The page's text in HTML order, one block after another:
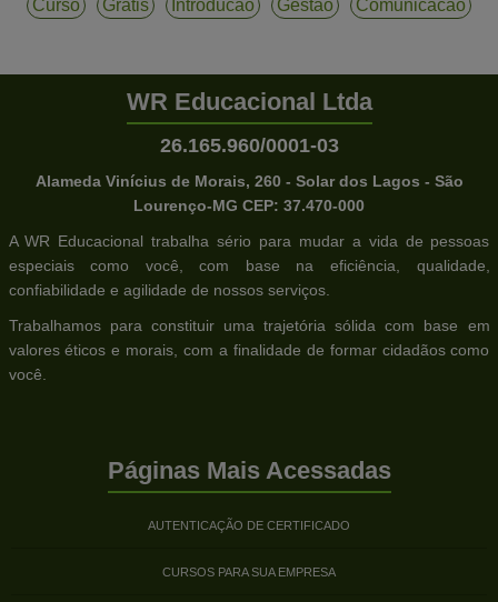
Curso
Gratis Introducao Gestao Comunicacao
WR Educacional Ltda
26.165.960/0001-03
Alameda Vinícius de Morais, 260 - Solar dos Lagos - São
Lourenço-MG CEP: 37.470-000
A WR Educacional trabalha sério para mudar a vida de pessoas
especiais como você, com base na eficiência, qualidade,
confiabilidade e agilidade de nossos serviços.
Trabalhamos para constituir uma trajetória sólida com base em
valores éticos e morais, com a finalidade de formar cidadãos como
você.
Páginas Mais Acessadas
AUTENTICAÇÃO DE CERTIFICADO
CURSOS PARA SUA EMPRESA